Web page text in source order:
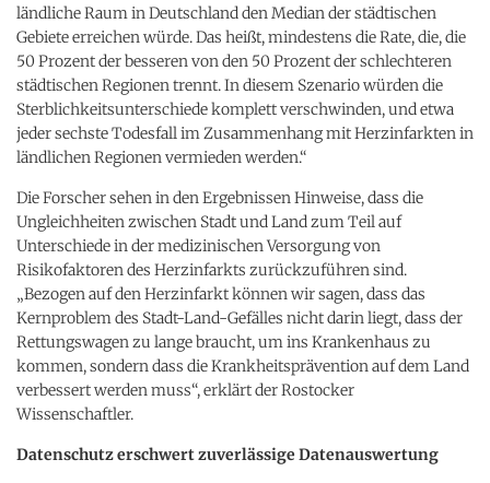
ländliche Raum in Deutschland den Median der städtischen
Gebiete erreichen würde. Das heißt, mindestens die Rate, die, die
50 Prozent der besseren von den 50 Prozent der schlechteren
städtischen Regionen trennt. In diesem Szenario würden die
Sterblichkeitsunterschiede komplett verschwinden, und etwa
jeder sechste Todesfall im Zusammenhang mit Herzinfarkten in
ländlichen Regionen vermieden werden.“
Die Forscher sehen in den Ergebnissen Hinweise, dass die
Ungleichheiten zwischen Stadt und Land zum Teil auf
Unterschiede in der medizinischen Versorgung von
Risikofaktoren des Herzinfarkts zurückzuführen sind.
„Bezogen auf den Herzinfarkt können wir sagen, dass das
Kernproblem des Stadt-Land-Gefälles nicht darin liegt, dass der
Rettungswagen zu lange braucht, um ins Krankenhaus zu
kommen, sondern dass die Krankheitsprävention auf dem Land
verbessert werden muss“, erklärt der Rostocker
Wissenschaftler.
Datenschutz erschwert zuverlässige Datenauswertung